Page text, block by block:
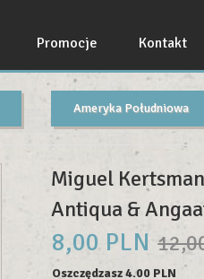
Promocje Kontakt
Ameryka Południowa
Miguel
Antiqua &
8,00 PLN
Oszczędzasz 4.00 PLN